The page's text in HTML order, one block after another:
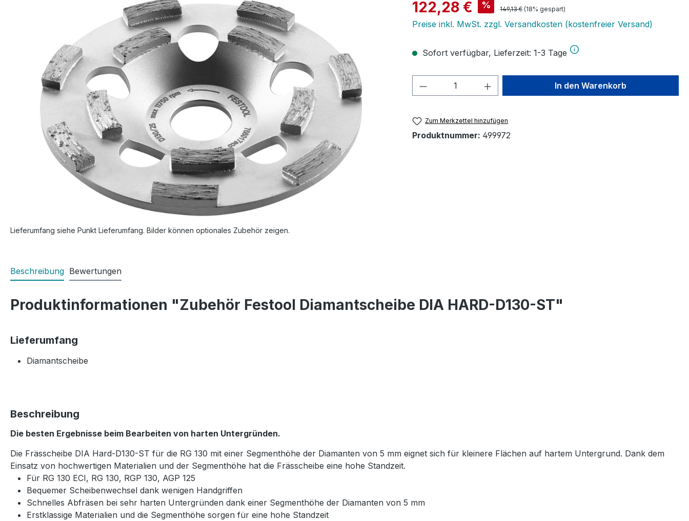
Lieferumfang siehe Punkt Lieferumfang. Bilder können optionales Zubehör zeigen.
Verkaufspreis:
122,28 € % Regulärer Preis:
149,13 € (18% gespart)
Preise inkl. MwSt. zzgl. Versandkosten (kostenfreier Versand)
Sofort verfügbar, Lieferzeit: 1-3 Tage
Produkt Anzahl: Gib den gewünschten Wert
In den Warenkorb
Zum Merkzettel hinzufügen
Produktnummer: 499972
Beschreibung Bewertungen
Produktinformationen "Zubehör Festool Diamantscheibe DIA HARD-D130-ST"
Lieferumfang
Diamantscheibe
Beschreibung
Die besten Ergebnisse beim Bearbeiten von harten Untergründen.
Die Frässcheibe DIA Hard-D130-ST für die RG 130 mit einer Segmenthöhe der Diamanten von 5 mm eignet sich für kleinere Flächen auf hartem Untergrund. Dank dem
Einsatz von hochwertigen Materialien und der Segmenthöhe hat die Frässcheibe eine hohe Standzeit.
Für RG 130 ECI, RG 130, RGP 130, AGP 125
Bequemer Scheibenwechsel dank wenigen Handgriffen
Schnelles Abfräsen bei sehr harten Untergründen dank einer Segmenthöhe der Diamanten von 5 mm
Erstklassige Materialien und die Segmenthöhe sorgen für eine hohe Standzeit